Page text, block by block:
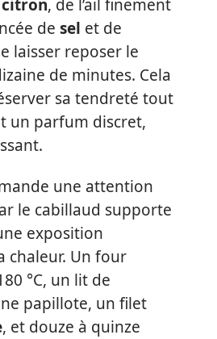
citron, de l’ail finement
de sel et de
laisser reposer le
de minutes. Cela
sa tendreté tout
un parfum discret,
une attention
le cabillaud supporte
exposition
chaleur. Un four
°C, un lit de
papillote, un filet
, et douze à quinze